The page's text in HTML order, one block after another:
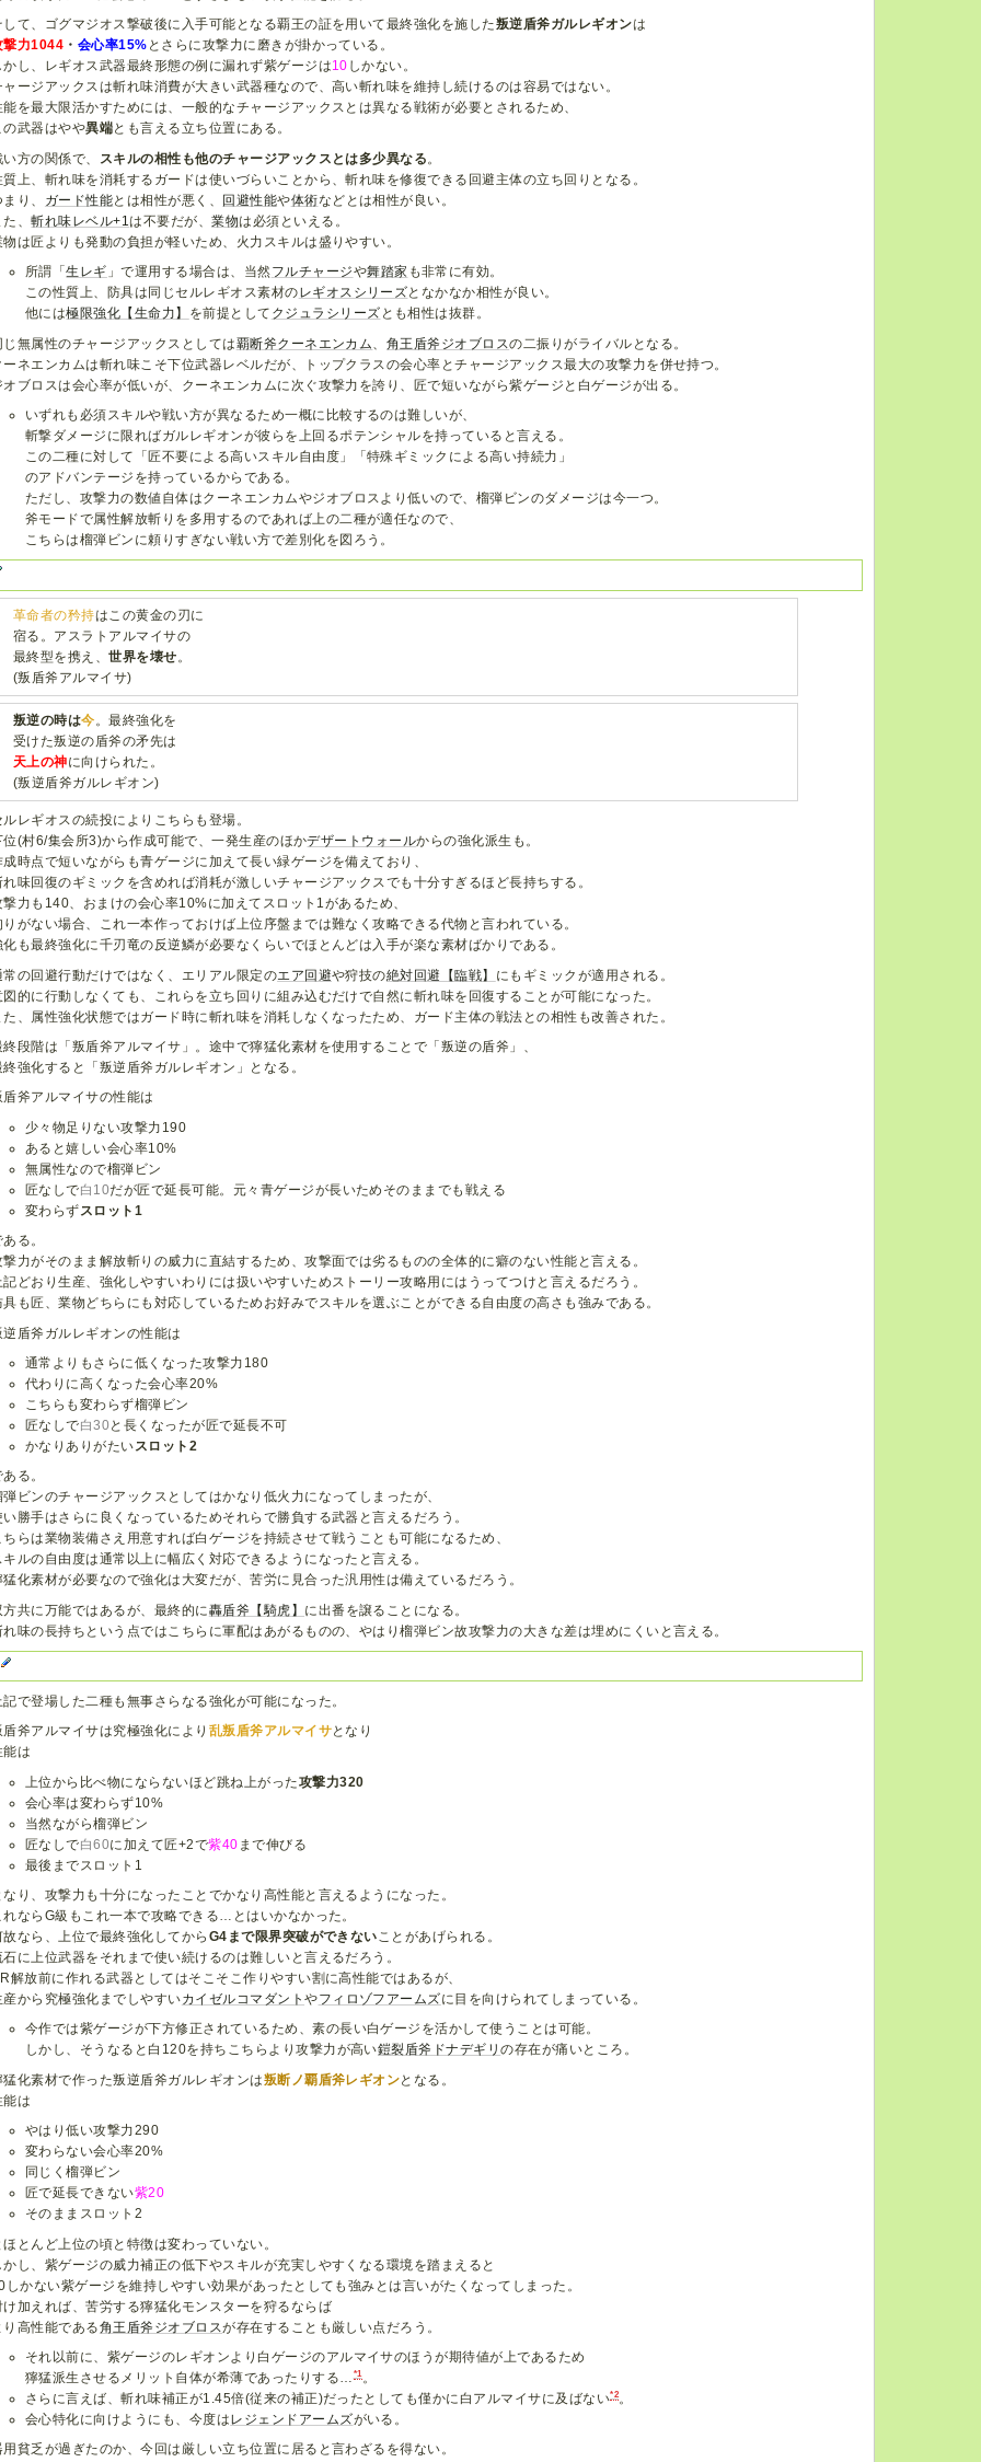
して、ゴグマジオス撃破後に入手可能となる覇王の証を用いて最終強化を施した叛逆盾斧ガルレギオンは
撃力1044 ・ 会心率15% とさらに攻撃力に磨きが掛かっている。
かし、レギオス武器最終形態の例に漏れず紫ゲージは10 しかない。
ャージアックスは斬れ味消費が大きい武器種なので、高い斬れ味を維持し続けるのは容易ではない。
能を最大限活かすためには、一般的なチャージアックスとは異なる戦術が必要とされるため、
の武器はやや異端とも言える立ち位置にある。
い方の関係で、 スキルの相性も他のチャージアックスとは多少異なる。
質上、斬れ味を消耗するガードは使いづらいことから、斬れ味を修復できる回避主体の立ち回りとなる。
り、 ガード性能とは相性が悪く、 回避性能や体術などとは相性が良い。
た、斬れ味レベル+1は不要だが、業物は必須といえる。
物は匠よりも発動の負担が軽いため、火力スキルは盛りやすい。
所謂「生レギ 」で運用する場合は、当然フルチャージや舞踏家 も非常に有効。
この性質上、防具は同じセルレギオス素材のレギオスシリーズとなかなか相性が良い。
他には極限強化【生命力】 を前提として クジュラシリーズ とも相性は抜群。
じ無属性のチャージアックスとしては覇断斧クーネエンカム 角王盾斧ジオブロスの二振りがライバルとなる。
ーネエンカムは斬れ味こそ下位武器レベルだが、トップクラスの会心率とチャージアックス最大の攻撃力を併せ持つ。
オブロスは会心率が低いが、クーネエンカムに次ぐ攻撃力を誇り、匠で短いながら紫ゲージと白ゲージが出る。
いずれも必須スキルや戦い方が異なるため一概に比較するのは難しいが、
斬撃ダメージに限ればガルレギオンが彼らを上回るポテンシャルを持っていると言える。
この二種に対して「匠不要による高いスキル自由度」「特殊ギミックによる高い持続力」
のアドバンテージを持っているからである。
ただし、攻撃力の数値自体はクーネエンカムやジオブロスより低いので、榴弾ビンのダメージは今一つ。
斧モードで属性解放斬りを多用するのであれば上の二種が適任なので、
こちらは榴弾ビンに頼りすぎない戦い方で差別化を図ろう。
革命者の矜持はこの黄金の刃に
宿る。アスラトアルマイサの
最終型を携え、世界を壊せ 。
(叛盾斧アルマイサ)
叛逆の時は今 。最終強化を
受けた叛逆の盾斧の矛先は
天上の神に向けられた。
(叛逆盾斧ガルレギオン)
ルレギオスの続投によりこちらも登場。
位(村6/集会所3)から作成可能で、一発生産のほかデザートウォールからの強化派生も。
成時点で短いながらも青ゲージに加えて長い緑ゲージを備えており、
れ味回復のギミックを含めれば消耗が激しいチャージアックスでも十分すぎるほど長持ちする。
撃力も140、おまけの会心率10%に加えてスロット1があるため、
りがない場合、これ一本作っておけば上位序盤までは難なく攻略できる代物と言われている。
化も最終強化に千刃竜の反逆鱗が必要なくらいでほとんどは入手が楽な素材ばかりである。
常の回避行動だけではなく、エリアル限定のエア回避や狩技の絶対回避【臨戦】 にもギミックが適用される。
図的に行動しなくても、これらを立ち回りに組み込むだけで自然に斬れ味を回復することが可能になった。
た、属性強化状態ではガード時に斬れ味を消耗しなくなったため、ガード主体の戦法との相性も改善された。
終段階は「叛盾斧アルマイサ」。途中で獰猛化素材を使用することで「叛逆の盾斧」、
終強化すると「叛逆盾斧ガルレギオン」となる。
盾斧アルマイサの性能は
少々物足りない攻撃力190
あると嬉しい会心率10%
無属性なので榴弾ビン
匠なしで白10だが匠で延長可能。元々青ゲージが長いためそのままでも戦える
変わらず スロット1
る。
撃力がそのまま解放斬りの威力に直結するため、攻撃面では劣るものの全体的に癖のない性能と言える。
記どおり生産、強化しやすいわりには扱いやすいためストーリー攻略用にはうってつけと言えるだろう。
具も匠、業物どちらにも対応しているためお好みでスキルを選ぶことができる自由度の高さも強みである。
逆盾斧ガルレギオンの性能は
通常よりもさらに低くなった攻撃力180
代わりに高くなった会心率20%
こちらも変わらず榴弾ビン
匠なしで白30と長くなったが匠で延長不可
かなりありがたいスロット2
る。
弾ビンのチャージアックスとしてはかなり低火力になってしまったが、
い勝手はさらに良くなっているためそれらで勝負する武器と言えるだろう。
ちらは業物装備さえ用意すれば白ゲージを持続させて戦うことも可能になるため、
キルの自由度は通常以上に幅広く対応できるようになったと言える。
猛化素材が必要なので強化は大変だが、苦労に見合った汎用性は備えているだろう。
方共に万能ではあるが、最終的に轟盾斧【騎虎】 に出番を譲ることになる。
れ味の長持ちという点ではこちらに軍配はあがるものの、やはり榴弾ビン故攻撃力の大きな差は埋めにくいと言える。
記で登場した二種も無事さらなる強化が可能になった。
盾斧アルマイサは究極強化により 乱叛盾斧アルマイサとなり
能は
上位から比べ物にならないほど跳ね上がった攻撃力320
会心率は変わらず10%
当然ながら榴弾ビン
匠なしで白60に加えて匠+2で紫40 まで伸びる
最後までスロット1
なり、攻撃力も十分になったことでかなり高性能と言えるようになった。
れならG級もこれ一本で攻略できる…とはいかなかった。
故なら、上位で最終強化してから G4まで限界突破ができないことがあげられる。
石に上位武器をそれまで使い続けるのは難しいと言えるだろう。
解放前に作れる武器としてはそこそこ作りやすい割に高性能ではあるが、
産から究極強化までしやすいカイゼルコマダントやフィロゾフアームズに目を向けられてしまっている。
今作では紫ゲージが下方修正されているため、素の長い白ゲージを活かして使うことは可能。
しかし、そうなると白120を持ちこちらより攻撃力が高い鎧裂盾斧ドナデギリの存在が痛いところ。
猛化素材で作った叛逆盾斧ガルレギオンは叛断ノ覇盾斧レギオンとなる。
能は
やはり低い攻撃力290
変わらない会心率20%
同じく榴弾ビン
匠で延長できない紫20
そのままスロット2
ほとんど上位の頃と特徴は変わっていない。
かし、紫ゲージの威力補正の低下やスキルが充実しやすくなる環境を踏まえると
しかない紫ゲージを維持しやすい効果があったとしても強みとは言いがたくなってしまった。
け加えれば、苦労する獰猛化モンスターを狩るならば
り高性能である角王盾斧ジオブロスが存在することも厳しい点だろう。
それ以前に、紫ゲージのレギオンより白ゲージのアルマイサのほうが期待値が上であるため
獰猛派生させるメリット自体が希薄であったりする…*1。
さらに言えば、斬れ味補正が1.45倍(従来の補正)だったとしても僅かに白アルマイサに及ばない*2。
会心特化に向けようにも、今度はレジェンドアームズがいる。
用貧乏が過ぎたのか、今回は厳しい立ち位置に居ると言わざるを得ない。